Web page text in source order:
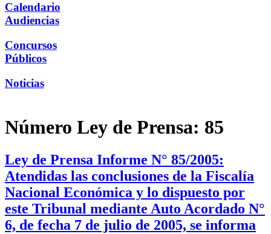
Calendario
Audiencias
Concursos
Públicos
Noticias
Número Ley de Prensa: 85
Ley de Prensa Informe N° 85/2005:
Atendidas las conclusiones de la Fiscalía
Nacional Económica y lo dispuesto por
este Tribunal mediante Auto Acordado N°
6, de fecha 7 de julio de 2005, se informa